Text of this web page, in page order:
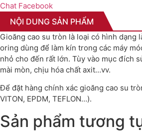
Chat Facebook
NỘI DUNG SẢN PHẨM
Gioăng cao su tròn là loại có hình dạng
oring dùng để làm kín trong các máy
nhỏ cho đến rất lớn. Tùy vào mục đích
mài mòn, chịu hóa chất axit…vv.
Để đặt hàng chính xác gioăng cao su
VITON, EPDM, TEFLON…).
Sản phẩm tương